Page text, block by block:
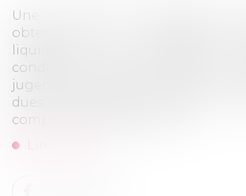
Une victime d’un accident de
obtenu, par un jugement
liquidation de ses préjudices
condamnation de l’assureur à
jugement a également prévu
dues produiraient intérêts
compter du 21 juillet 2020...